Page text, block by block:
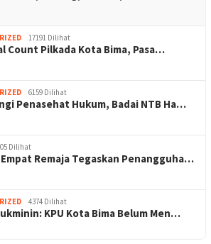
17191 Dilihat
Count Pilkada Kota Bima, Pasa…
6159 Dilihat
Penasehat Hukum, Badai NTB Ha…
Dilihat
Remaja Tegaskan Penangguha…
4374 Dilihat
KPU Kota Bima Belum Men…